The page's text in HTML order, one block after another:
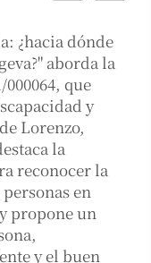
¿hacia dónde
aborda la
que
y
Lorenzo,
la
reconocer la
en
propone un
y el buen